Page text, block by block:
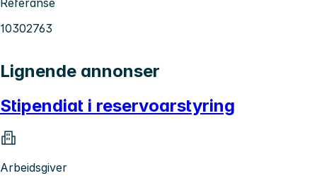
10302763
Lignende annonser
Stipendiat i reservoarstyring
Arbeidsgiver